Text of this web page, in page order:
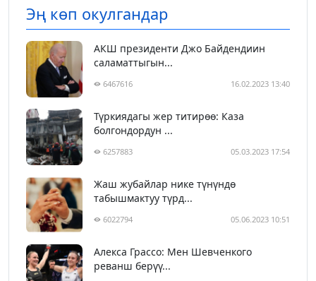
Эң көп окулгандар
АКШ президенти Джо Байдендиин
саламаттыгын...
6467616 16.02.2023 13:40
Түркиядагы жер титирөө: Каза
болгондордун ...
6257883 05.03.2023 17:54
Жаш жубайлар нике түнүндө
табышмактуу түрд...
6022794 05.06.2023 10:51
Алекса Грассо: Мен Шевченкого
реванш берүү...